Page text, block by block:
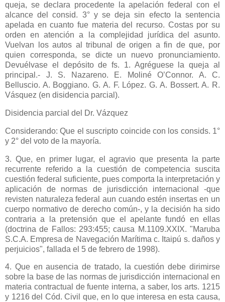
queja, se declara procedente la apelación federal con el
alcance del consid. 3° y se deja sin efecto la sentencia
apelada en cuanto fue materia del recurso. Costas por su
orden en atención a la complejidad jurídica del asunto.
Vuelvan los autos al tribunal de origen a fin de que, por
quien corresponda, se dicte un nuevo pronunciamiento.
Devuélvase el depósito de fs. 1. Agréguese la queja al
principal.- J. S. Nazareno. E. Moliné O’Connor. A. C.
Belluscio. A. Boggiano. G. A. F. López. G. A. Bossert. A. R.
Vásquez (en disidencia parcial).
Disidencia parcial del Dr. Vázquez
Considerando: Que el suscripto coincide con los consids. 1°
y 2° del voto de la mayoría.
3. Que, en primer lugar, el agravio que presenta la parte
recurrente referido a la cuestión de competencia suscita
cuestión federal suficiente, pues comporta la interpretación y
aplicación de normas de jurisdicción internacional -que
revisten naturaleza federal aun cuando estén insertas en un
cuerpo normativo de derecho común-, y la decisión ha sido
contraria a la pretensión que el apelante fundó en ellas
(doctrina de Fallos: 293:455; causa M.1109.XXIX. "Maruba
S.C.A. Empresa de Navegación Marítima c. Itaipú s. daños y
perjuicios", fallada el 5 de febrero de 1998).
4. Que en ausencia de tratado, la cuestión debe dirimirse
sobre la base de las normas de jurisdicción internacional en
materia contractual de fuente interna, a saber, los arts. 1215
y 1216 del Cód. Civil que, en lo que interesa en esta causa,